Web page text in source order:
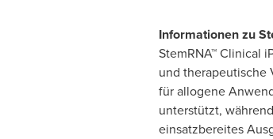
Informationen zu
StemRNA™ Clinical
und therapeutische
für allogene
unterstützt,
einsatzbereites